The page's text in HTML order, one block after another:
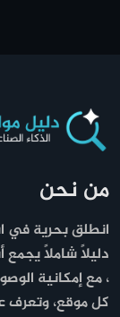
من نحن
انطلق بحرية
دليلاً شاملاً
، مع إمكانية
كل موقع، وتعرف